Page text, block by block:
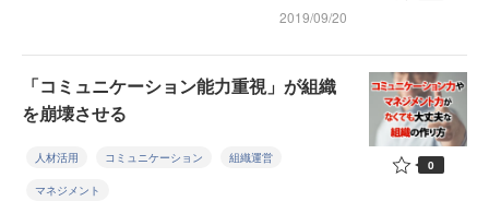
2019/09/20
「コミュニケーション能力重視」が組織
を崩壊させる
人材活用 コミュニケーション 組織運営
マネジメント
0